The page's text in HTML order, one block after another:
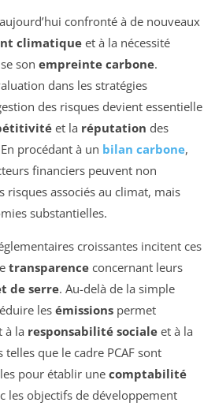
confronté à de nouveaux
climatique et à la nécessité
son empreinte carbone.
dans les stratégies
des risques devient essentielle
et la réputation des
procédant à un bilan carbone,
financiers peuvent non
associés au climat, mais
substantielles.
croissantes incitent ces
transparence concernant leurs
de serre. Au-delà de la simple
les émissions permet
à la responsabilité sociale et à la
que le cadre PCAF sont
pour établir une comptabilité
les objectifs de développement